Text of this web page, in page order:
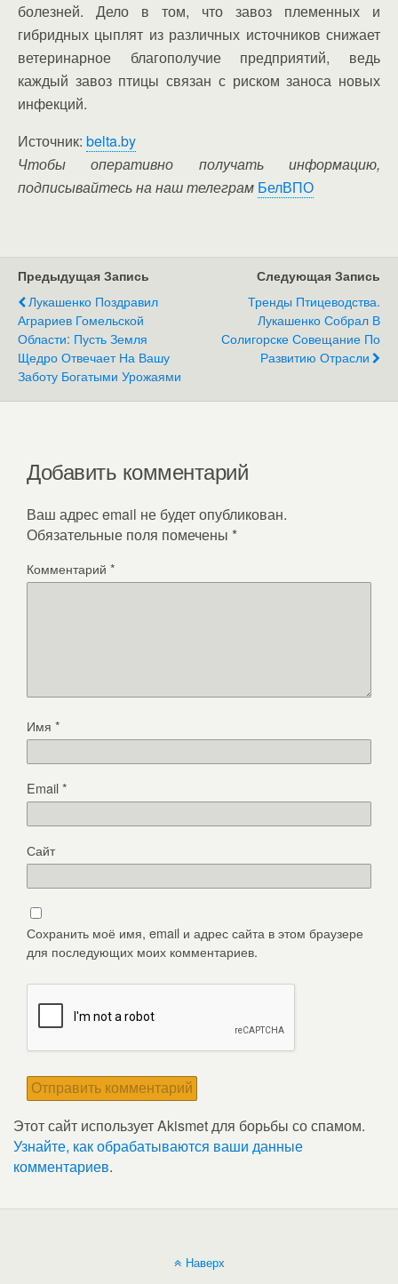
болезней. Дело в том, что завоз племенных и
гибридных цыплят из различных источников снижает
ветеринарное благополучие предприятий, ведь
каждый завоз птицы связан с риском заноса новых
инфекций.
Источник: belta.by
Чтобы оперативно получать информацию,
подписывайтесь на наш телеграм БелВПО
Предыдущая Запись
Лукашенко Поздравил
Аграриев Гомельской
Области: Пусть Земля
Щедро Отвечает На Вашу
Заботу Богатыми Урожаями
Следующая Запись
Тренды Птицеводства.
Лукашенко Собрал В
Солигорске Совещание По
Развитию Отрасли
Добавить комментарий
Ваш адрес email не будет опубликован.
Обязательные поля помечены *
Комментарий *
Имя *
Email*
Сайт
Сохранить моё имя, email и адрес сайта в этом браузере
для последующих моих комментариев.
Этот сайт использует Akismet для борьбы со спамом.
Узнайте, как обрабатываются ваши данные
комментариев.
Наверх